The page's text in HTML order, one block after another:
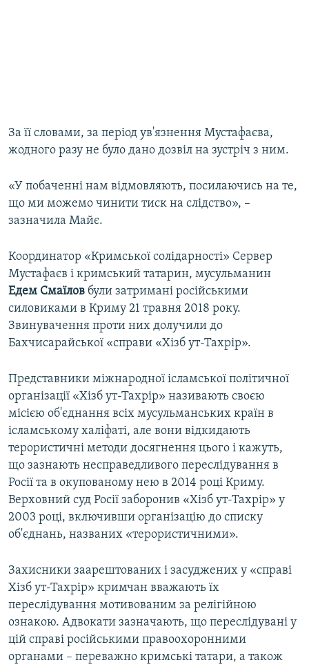
За її словами, за період ув'язнення Мустафаєва,
жодного разу не було дано дозвіл на зустріч з ним.
«У побаченні нам відмовляють, посилаючись на те,
що ми можемо чинити тиск на слідство», –
зазначила Майє.
Координатор «Кримської солідарності» Сервер
Мустафаєв і кримський татарин, мусульманин
Едем Смаїлов були затримані російськими
силовиками в Криму 21 травня 2018 року.
Звинувачення проти них долучили до
Бахчисарайської «справи «Хізб ут-Тахрір».
Представники міжнародної ісламської політичної
організації «Хізб ут-Тахрір» називають своєю
місією об'єднання всіх мусульманських країн в
ісламському халіфаті, але вони відкидають
терористичні методи досягнення цього і кажуть,
що зазнають несправедливого переслідування в
Росії та в окупованому нею в 2014 році Криму.
Верховний суд Росії заборонив «Хізб ут-Тахрір» у
2003 році, включивши організацію до списку
об'єднань, названих «терористичними».
Захисники заарештованих і засуджених у «справі
Хізб ут-Тахрір» кримчан вважають їх
переслідування мотивованим за релігійною
ознакою. Адвокати зазначають, що переслідувані у
цій справі російськими правоохоронними
органами – переважно кримські татари, а також